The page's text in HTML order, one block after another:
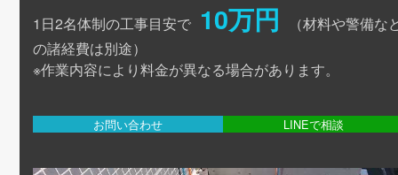
1日2名体制の工事目安で 10万円
（材料や警備な
の諸経費は別途）
※作業内容により料金が異なる場合があります。
お問い合わせ LINEで相談